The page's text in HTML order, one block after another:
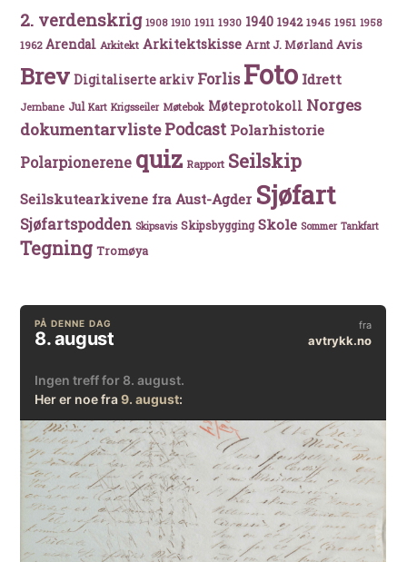
2. verdenskrig 1908 1910 1911 1930 1940 1942 1945 1951 1958
1962 Arendal Arkitekt Arkitektskisse Arnt J. Mørland Avis
Brev Digitaliserte arkiv Forlis Foto Idrett
Jernbane Jul Kart Krigsseiler Møtebok Møteprotokoll Norges
dokumentarvlistePodcast Polarhistorie
Polarpionerene quiz Rapport Seilskip
Seilskutearkivene fra Aust-Agder Sjøfart
Sjøfartspodden Skipsavis Skipsbygging Skole Sommer Tankfart
Tegning Tromøya